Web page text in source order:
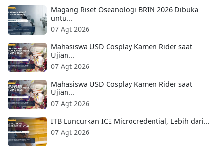
Magang Riset Oseanologi BRIN 2026 Dibuka
untu...
07 Agt 2026
Mahasiswa USD Cosplay Kamen Rider saat
Ujian...
07 Agt 2026
Mahasiswa USD Cosplay Kamen Rider saat
Ujian...
07 Agt 2026
ITB Luncurkan ICE Microcredential, Lebih dari...
07 Agt 2026